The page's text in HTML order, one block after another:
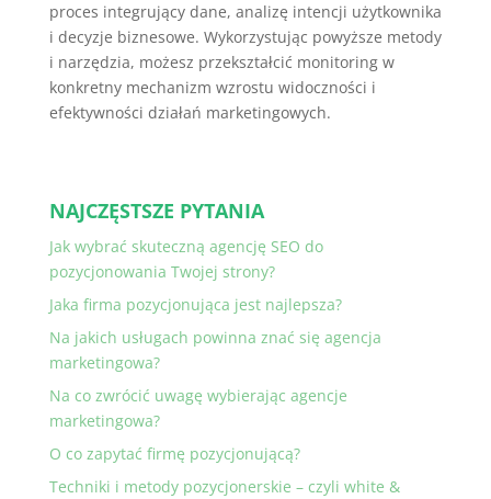
proces integrujący dane, analizę intencji użytkownika
i decyzje biznesowe. Wykorzystując powyższe metody
i narzędzia, możesz przekształcić monitoring w
konkretny mechanizm wzrostu widoczności i
efektywności działań marketingowych.
NAJCZĘSTSZE PYTANIA
Jak wybrać skuteczną agencję SEO do
pozycjonowania Twojej strony?
Jaka firma pozycjonująca jest najlepsza?
Na jakich usługach powinna znać się agencja
marketingowa?
Na co zwrócić uwagę wybierając agencje
marketingowa?
O co zapytać firmę pozycjonującą?
Techniki i metody pozycjonerskie – czyli white &